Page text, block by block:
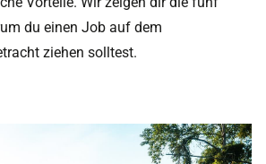
du einen Job auf dem
ziehen solltest.